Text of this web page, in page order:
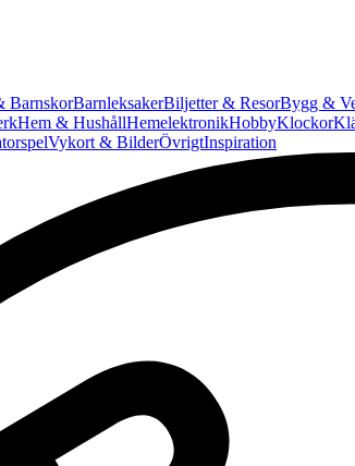
BarnskorBarnleksakerBiljetter & ResorBygg &
Hem & HushållHemelektronikHobbyKlockor
Vykort & BilderÖvrigtInspiration